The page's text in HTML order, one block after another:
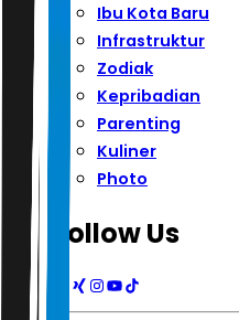
Ibu Kota Baru
Infrastruktur
Zodiak
Kepribadian
Parenting
Kuliner
Photo
Follow Us